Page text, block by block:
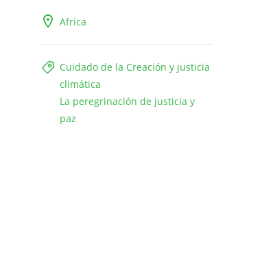
Africa
Cuidado de la Creación y justicia
climática
La peregrinación de justicia y
paz